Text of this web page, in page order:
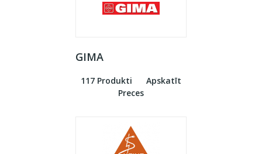
GIMA
117 Produkti
Apskatīt
Preces